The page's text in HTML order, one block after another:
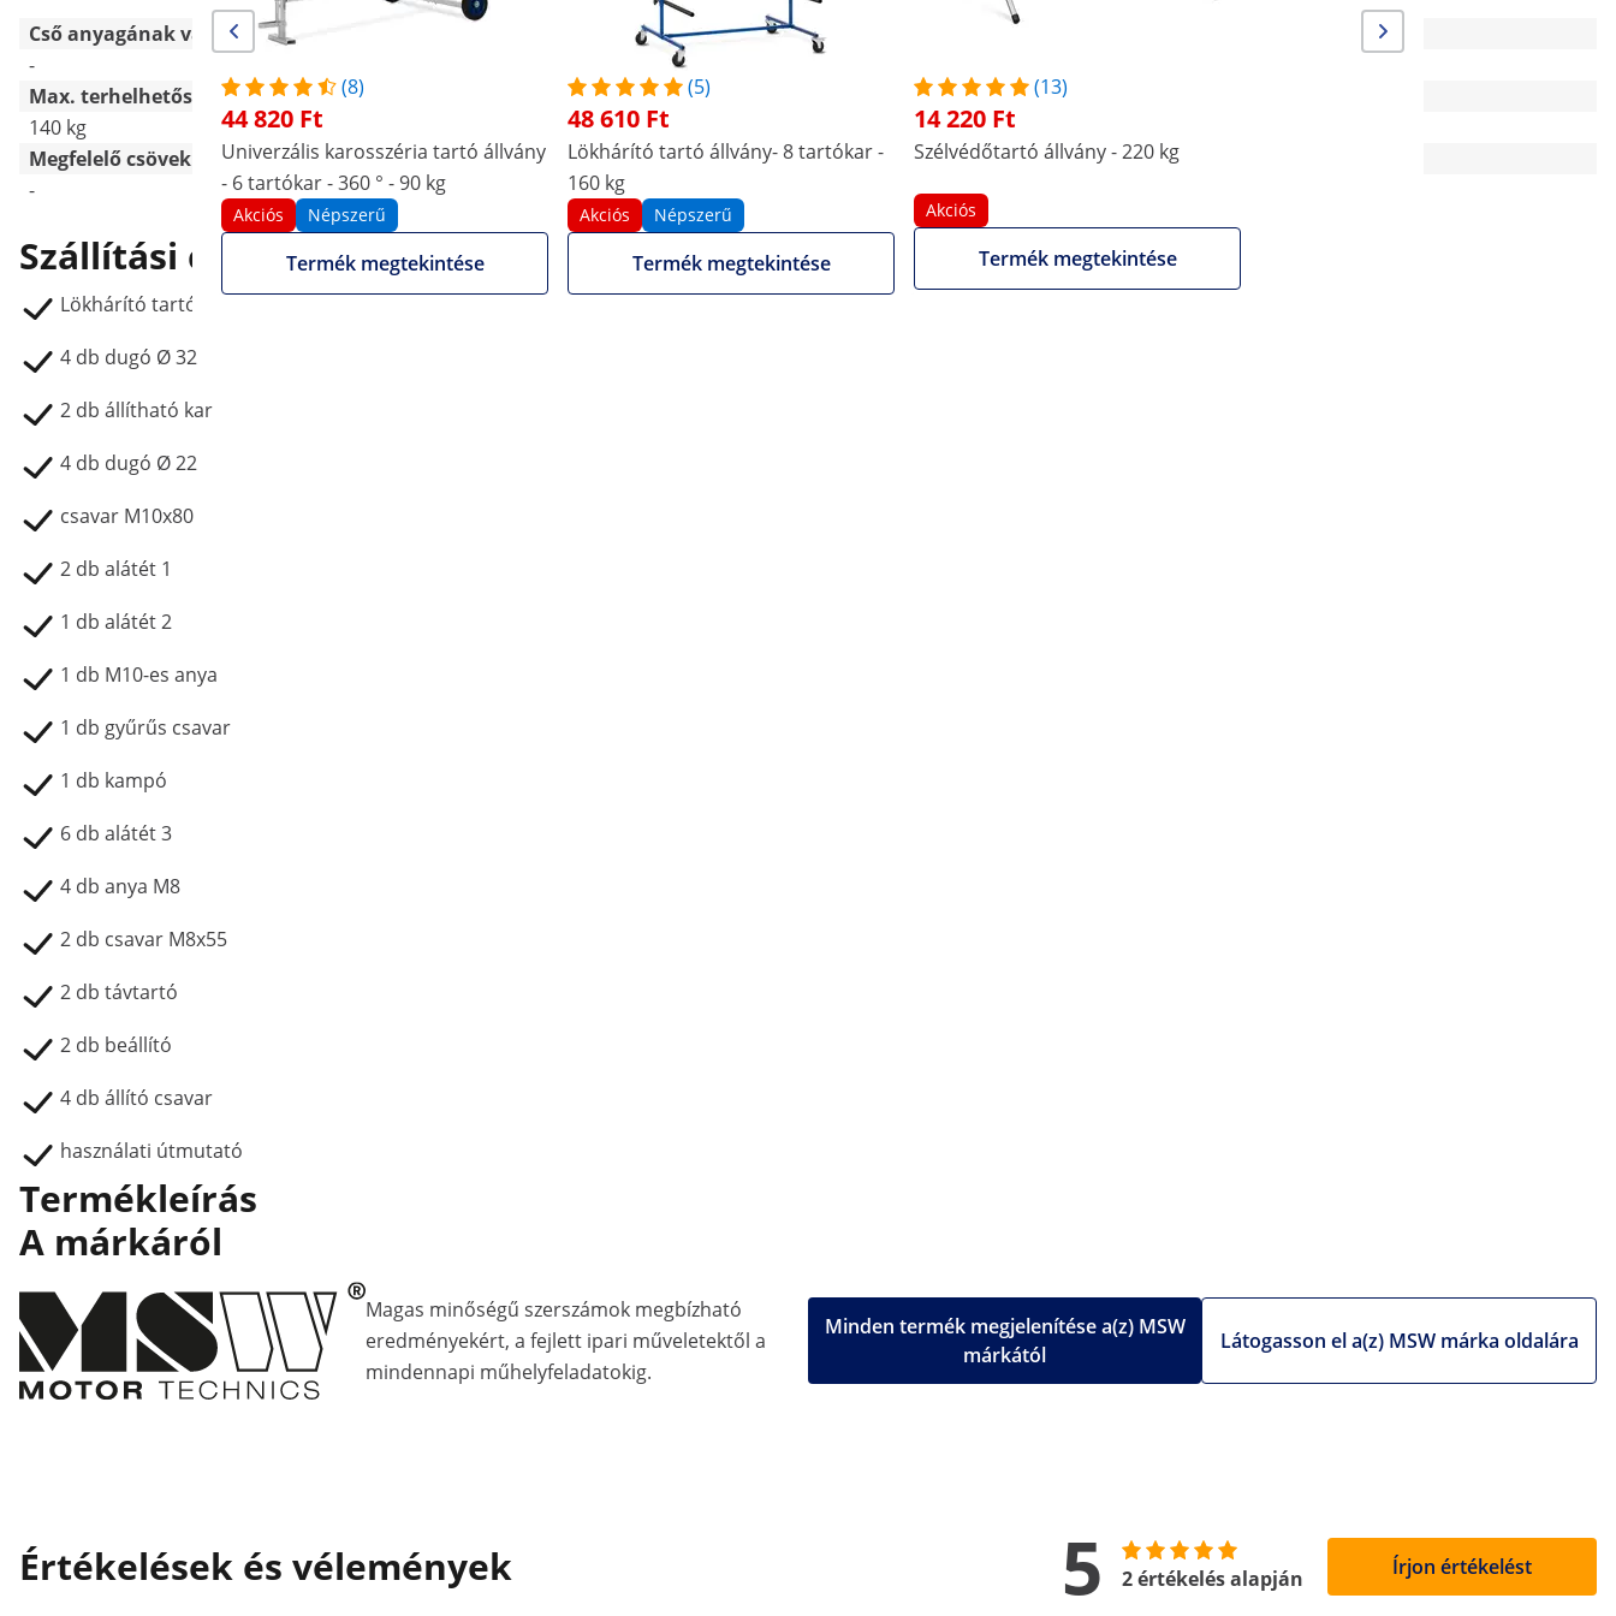
Cső anyagának vastagsága [mm]
-
Max. terhelhetőség
140 kg
Megfelelő csövekhez a következő átmérővel [mm]
-
-
További jellemzők összehasonlítása
Szállítási csomag
Lökhárító tartó állvány MSW-BPS2 0
4 db dugó Ø 32
2 db állítható kar
4 db dugó Ø 22
csavar M10x80
2 db alátét 1
1 db alátét 2
1 db M10-es anya
1 db gyűrűs csavar
1 db kampó
6 db alátét 3
4 db anya M8
2 db csavar M8x55
2 db távtartó
2 db beállító
4 db állító csavar
használati útmutató
(8)
44 820 Ft
Univerzális karosszéria tartó állvány
- 6 tartókar - 360 ° - 90 kg
Akciós Népszerű
Termék megtekintése
(5)
48 610 Ft
Lökhárító tartó állvány- 8 tartókar -
160 kg
Akciós Népszerű
Termék megtekintése
(13)
14 220 Ft
Szélvédőtartó állvány - 220 kg
Akciós
Termék megtekintése
Termékleírás
A márkáról
Magas minőségű szerszámok megbízható
eredményekért, a fejlett ipari műveletektől a
mindennapi műhelyfeladatokig.
Látogasson el a(z) MSW márka oldalára
Minden termék megjelenítése a(z) MSW
márkától
Értékelések és vélemények 5 2 értékelés alapján Írjon értékelést